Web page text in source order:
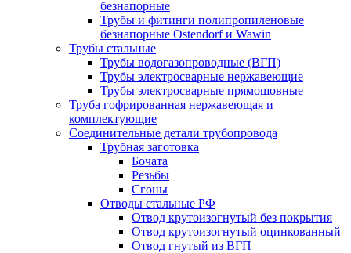
безнапорные
Трубы и фитинги полипропиленовые
безнапорные Ostendorf и Wawin
Трубы стальные
Трубы водогазопроводные (ВГП)
Трубы электросварные нержавеющие
Трубы электросварные прямошовные
Труба гофрированная нержавеющая и
комплектующие
Соединительные детали трубопровода
Трубная заготовка
Бочата
Резьбы
Сгоны
Отводы стальные РФ
Отвод крутоизогнутый без покрытия
Отвод крутоизогнутый оцинкованный
Отвод гнутый из ВГП